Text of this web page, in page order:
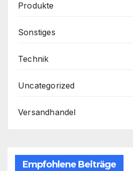
Produkte
Sonstiges
Technik
Uncategorized
Versandhandel
Empfohlene Beiträge